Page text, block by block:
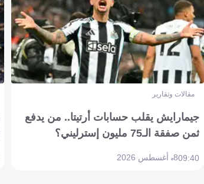
مقالات وتقارير
جيمارايش يقلب حسابات أرتيتا.. من يدفع
ثمن صفقة الـ75 مليون إسترليني؟
09:408 أغسطس 2026